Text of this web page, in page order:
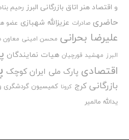
و اقتصاد هنر اتاق بازرگانی البرز رحیم
حاضری صادرات عزیزالله شهبازی عضو
علیرضا بحرانی محسن امینی معاون
البرز مهشید قورچیان هیات نمایندگان
اقتصادی پارک ملی ایران کوچک
بازرگانی کرج کرونا کمیسیون گردشگری
یدالله مالمیر